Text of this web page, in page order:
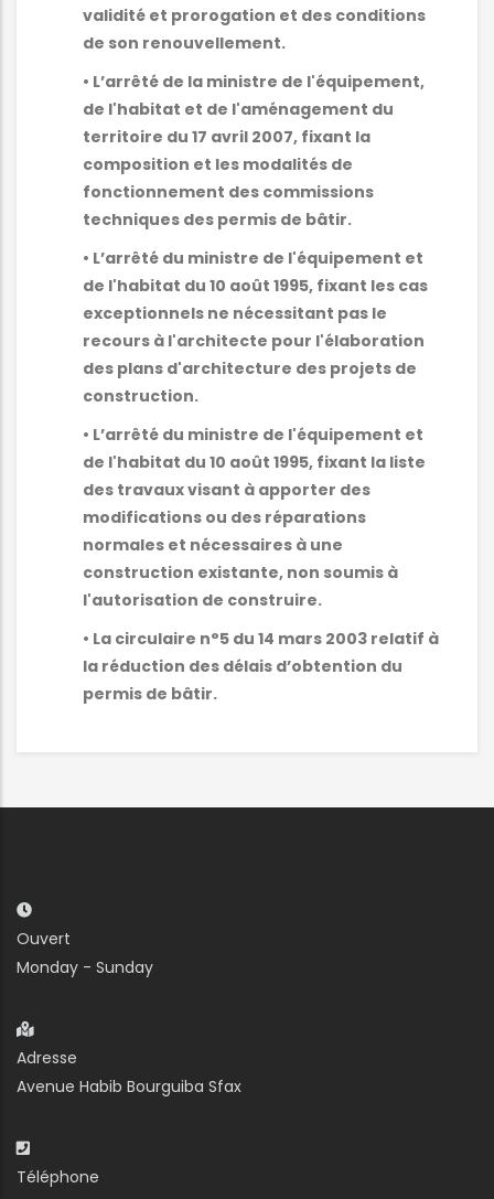
validité et prorogation et des conditions
de son renouvellement.
• L’arrêté de la ministre de l'équipement,
de l'habitat et de l'aménagement du
territoire du 17 avril 2007, fixant la
composition et les modalités de
fonctionnement des commissions
techniques des permis de bâtir.
• L’arrêté du ministre de l'équipement et
de l'habitat du 10 août 1995, fixant les cas
exceptionnels ne nécessitant pas le
recours à l'architecte pour l'élaboration
des plans d'architecture des projets de
construction.
• L’arrêté du ministre de l'équipement et
de l'habitat du 10 août 1995, fixant la liste
des travaux visant à apporter des
modifications ou des réparations
normales et nécessaires à une
construction existante, non soumis à
l'autorisation de construire.
• La circulaire n°5 du 14 mars 2003 relatif à
la réduction des délais d’obtention du
permis de bâtir.
Ouvert
Monday - Sunday
Adresse
Avenue Habib Bourguiba Sfax
Téléphone